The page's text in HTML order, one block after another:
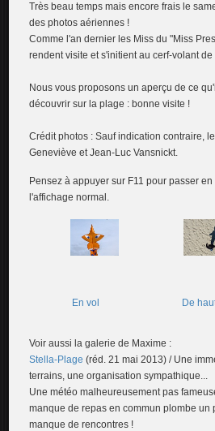
Très beau temps mais encore frais le
des photos aériennes !
Comme l'an dernier les Miss du "Miss
rendent visite et s'initient au cerf-volant de
Nous vous proposons un aperçu de ce
découvrir sur la plage : bonne visite !
Crédit photos : Sauf indication contraire,
Geneviève et Jean-Luc Vansnickt.
Pensez à appuyer sur F11 pour passer
l'affichage normal.
En vol De
Voir aussi la galerie de Maxime :
Stella-Plage (réd. 21 mai 2013) / Une
terrains, une organisation sympathique...
Une météo malheureusement pas
manque de repas en commun plombe un
manque de rencontres !